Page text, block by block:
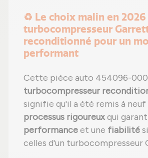
♻️ Le choix malin en 2026
turbocompresseur
reconditionné pour un
performant
Cette pièce auto 454096-
turbocompresseur
signifie qu'il a été remis à neuf
processus rigoureuxqui
performanceet une fiabilité
celles d'un turbocompresseur